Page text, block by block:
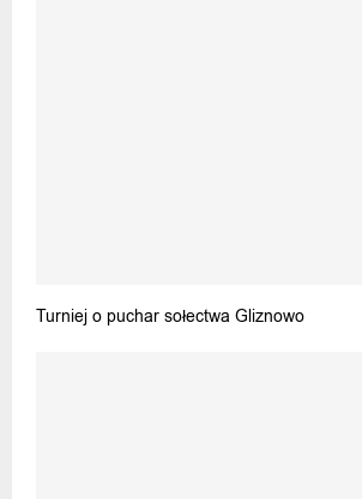
Turniej o puchar sołectwa Gliznowo